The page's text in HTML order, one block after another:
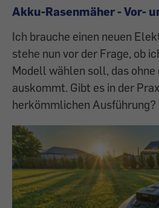
Akku-Rasenmäher - Vor-
Ich brauche einen neuen
stehe nun vor der Frage, ob
Modell wählen soll, das
auskommt. Gibt es in der
herkömmlichen Ausführung?